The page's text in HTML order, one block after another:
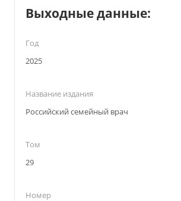
Выходные данные:
Год
2025
Название издания
Российский семейный врач
Том
29
Номер